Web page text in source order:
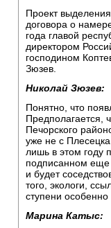
Проект
договора о
года главой
директором
господином
Зюзев.
Николай Зюзев:
Понятно, что
Предполагается,
Печорского
уже не с
лишь в этом году
подписанном еще
и будет
того, экологи,
ступени
Марина Катыс: